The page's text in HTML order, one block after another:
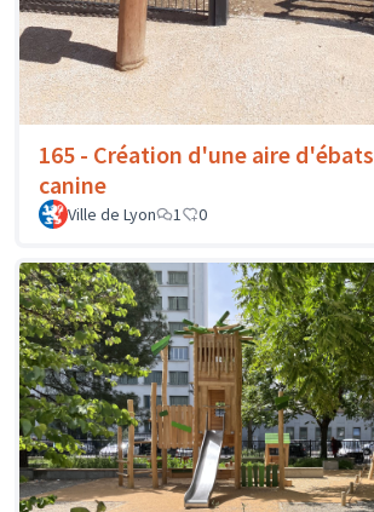
165 - Création d'une aire d'ébats
canine
Ville de Lyon 1 0